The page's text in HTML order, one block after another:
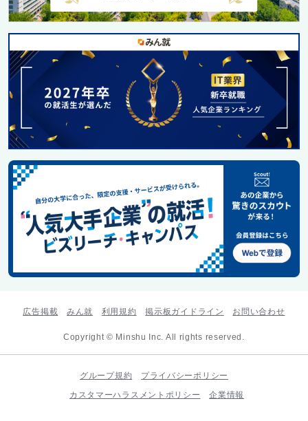
広告掲載 みん就 利用規約 掲示板ガイドライン お問い合わせ
Copyright © Minshu Inc. All rights reserved.
グループ規約
プライバシーポリシー
カスタマーハラスメントポリシー
企業情報